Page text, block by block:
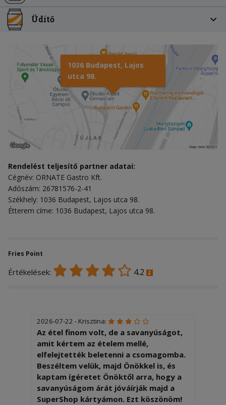
Üdítő
1036 Budapest, Lajos
utca 98.
Rendelést teljesítő partner adatai:
Cégnév: ORNATE Gastro Kft.
Adószám: 26781576-2-41
Székhely: 1036 Budapest, Lajos utca 98.
Étterem címe: 1036 Budapest, Lajos utca 98.
Fries Point
Értékelések: 4.2
2026-07-22 - Krisztina:
Az étel finom volt, de a savanyúságot,
amit kértem az ételem mellé,
elfelejtették beletenni a csomagomba.
Beszéltem velük, majd Önökkel is, és
kaptam ígéretet Önöktől arra, hogy a
savanyúságom árát jóváírják majd a
SuperShop kártyámon. Ezt köszönöm!